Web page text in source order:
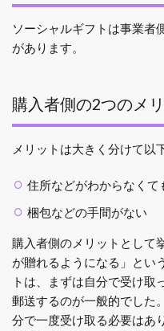
ソーシャルギフトは事業者
があります。
購入者側の2つのメ
メリットは大きく分けて以
住所などがわからなくて
梱包などの手間がない
購入者側のメリットとして
が贈れるようになる」とい
トは、まずは自分で受け取
郵送するのが一般的でした
分で一度受け取る必要はあ